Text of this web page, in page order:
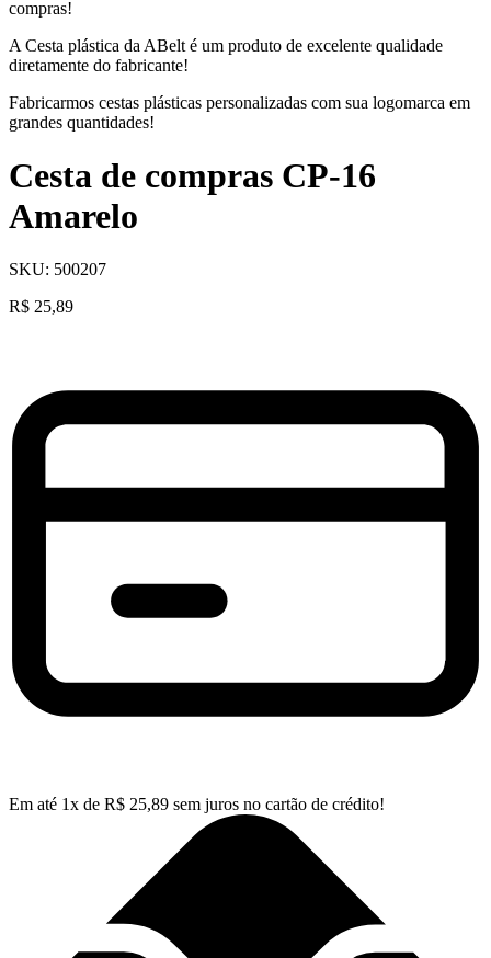
compras!
A Cesta plástica da ABelt é um produto de excelente qualidade
diretamente do fabricante!
Fabricarmos cestas plásticas personalizadas com sua logomarca em
grandes quantidades!
Cesta de compras CP-16
Amarelo
SKU: 500207
R$ 25,89
Em até 1x de R$ 25,89 sem juros no cartão de crédito!